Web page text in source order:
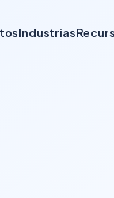
Industrias